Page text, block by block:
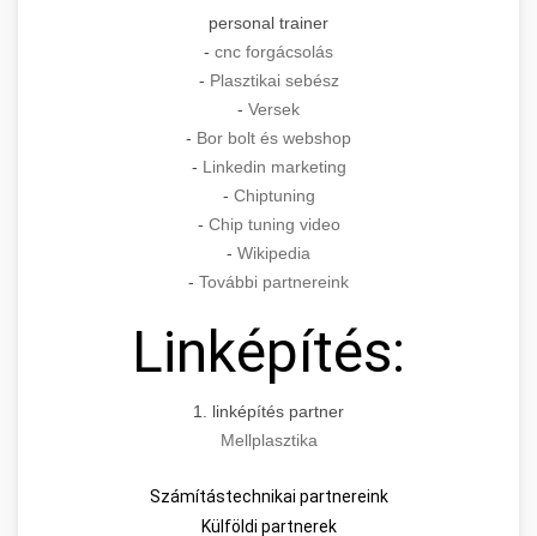
personal trainer
- cnc forgácsolás
- Plasztikai sebész
- Versek
- Bor bolt és webshop
- Linkedin marketing
- Chiptuning
- Chip tuning video
- Wikipedia
- További partnereink
Linképítés:
1. linképítés partner
Mellplasztika
Számítástechnikai partnereink
Külföldi partnerek